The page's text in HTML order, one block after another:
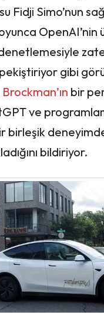
Fidji Simo’nun
OpenAI’nin
gibi
Brockman’ın bir
ve
birleşik
bildiriyor.